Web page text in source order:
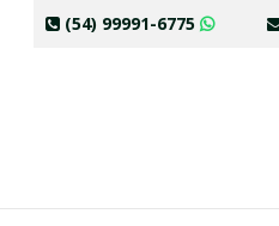
(54) 99991-6775